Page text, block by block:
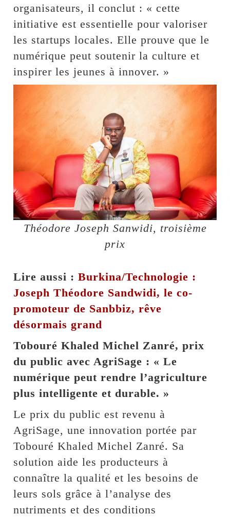
organisateurs, il conclut : « cette
initiative est essentielle pour valoriser
les startups locales. Elle prouve que le
numérique peut soutenir la culture et
inspirer les jeunes à innover. »
Théodore Joseph Sanwidi, troisième
prix
Lire aussi :Burkina/Technologie :
Joseph Théodore Sandwidi, le co-
promoteur de Sanbbiz, rêve
désormais grand
Tobouré Khaled Michel Zanré, prix
du public avec AgriSage : « Le
numérique peut rendre l’agriculture
plus intelligente et durable. »
Le prix du public est revenu à
AgriSage, une innovation portée par
Tobouré Khaled Michel Zanré. Sa
solution aide les producteurs à
connaître la qualité et les besoins de
leurs sols grâce à l’analyse des
nutriments et des conditions